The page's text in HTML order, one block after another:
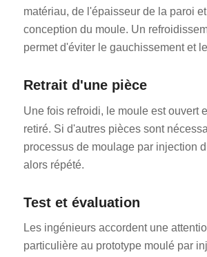
matériau, de l'épaisseur de la paroi
conception du moule. Un
permet d'éviter le gauchissement et
Retrait d'une pièce
Une fois refroidi, le moule est ouvert
retiré. Si d'autres pièces sont
processus de moulage par injection
alors répété.
Test et évaluation
Les ingénieurs accordent une
particulière au prototype moulé par